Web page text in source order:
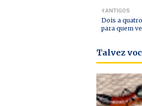
ANTIGOS
Dois a
para quem
Talvez